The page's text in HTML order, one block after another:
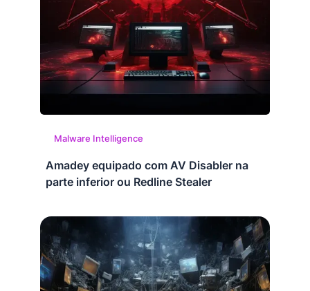
Malware Intelligence
Amadey equipado com AV Disabler na
parte inferior ou Redline Stealer